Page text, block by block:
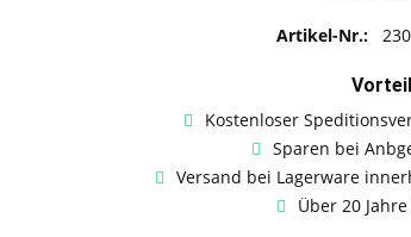
Artikel-Nr.:
Kostenloser
Sparen bei
Versand bei Lagerware
Über 20